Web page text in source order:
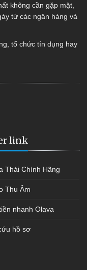
không cần gặp mặt,
từ các ngân hàng và
tổ chức tín dụng hay
link
Thái Chính Hãng
Thu Âm
nhanh Olava
hồ sơ